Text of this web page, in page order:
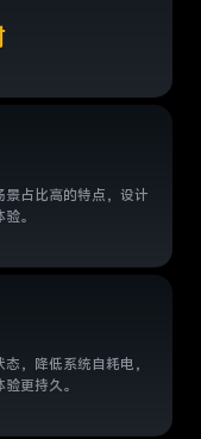
占比高的特点，设计
。
，降低系统自耗电，
更持久。